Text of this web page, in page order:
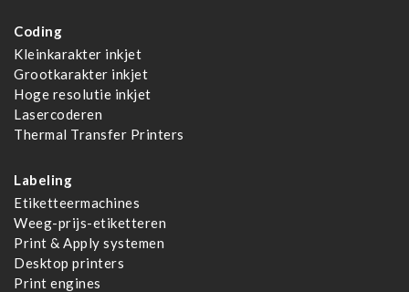
Coding
Kleinkarakter inkjet
Grootkarakter inkjet
Hoge resolutie inkjet
Lasercoderen
Thermal Transfer Printers
Labeling
Etiketteermachines
Weeg-prijs-etiketteren
Print & Apply systemen
Desktop printers
Print engines